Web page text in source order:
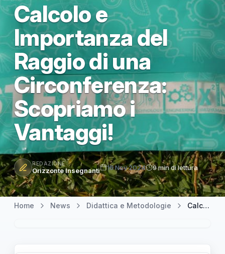
Calcolo e
Importanza del
Raggio di una
Circonferenza:
Scopriamo i
Vantaggi!
REDAZIONE
Orizzonte Insegnanti 16 Nov 2024 9 min di lettura
Home News Didattica e Metodologie Calcolo e Importanza del Raggio di una Circonferenza: Scopriamo i Vantaggi!